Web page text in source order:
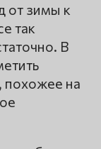
от зимы к
так
В
похожее на